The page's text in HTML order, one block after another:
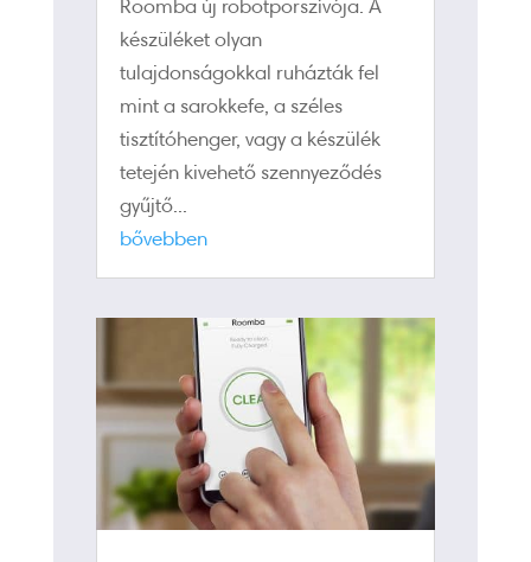
Roomba új robotporszívója. A
készüléket olyan
tulajdonságokkal ruházták fel
mint a sarokkefe, a széles
tisztítóhenger, vagy a készülék
tetején kivehető szennyeződés
gyűjtő...
bővebben